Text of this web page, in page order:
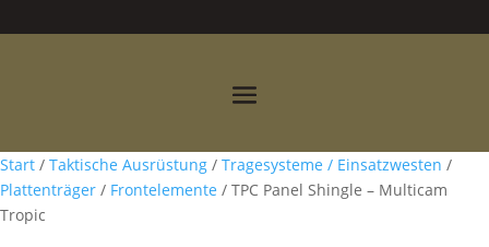
Start / Taktische Ausrüstung / Tragesysteme / Einsatzwesten /
Plattenträger / Frontelemente / TPC Panel Shingle – Multicam
Tropic